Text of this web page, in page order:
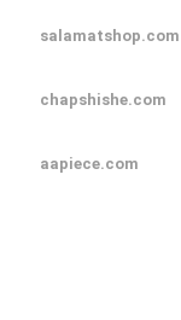
salamatshop.com
chapshishe.com
aapiece.com